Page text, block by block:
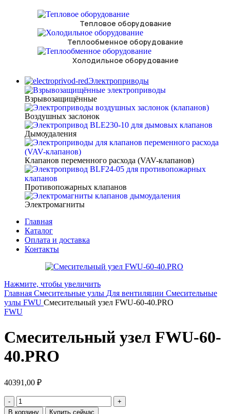
Тепловое оборудование
Теплообменное оборудование
Холодильное оборудование
Электроприводы
Взрывозащищённые
Воздушных заслонок
Дымоудаления
Клапанов переменного расхода (VAV-клапанов)
Противопожарных клапанов
Электромагниты
Главная
Каталог
Оплата и доставка
Контакты
Нажмите, чтобы увеличить
Главная Смесительные узлы Для вентиляции Смесительные
узлы FWU Смесительный узел FWU-60-40.PRO
FWU
Смесительный узел FWU-60-
40.PRO
40391,00 ₽
В корзину Купить сейчас